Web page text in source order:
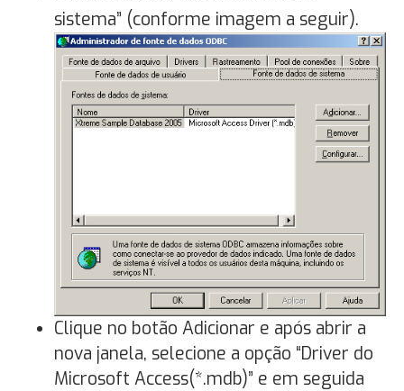
sistema” (conforme imagem a seguir).
Clique no botão Adicionar e após abrir a
nova janela, selecione a opção “Driver do
Microsoft Access(*.mdb)” e em seguida